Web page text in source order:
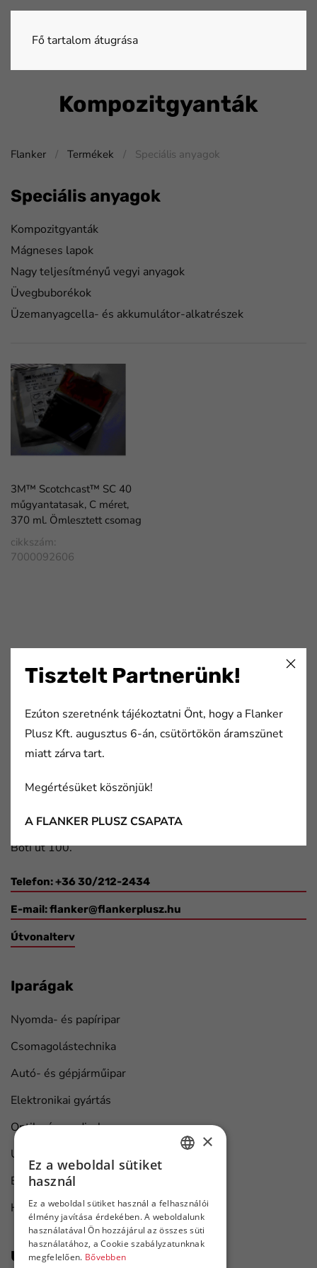
Fő tartalom átugrása
Kompozitgyanták
Flanker Termékek Speciális anyagok
Speciális anyagok
Kompozitgyanták
Mágneses lapok
Nagy teljesítményű vegyi anyagok
Üvegbuborékok
Üzemanyagcella- és akkumulátor-alkatrészek
3M™ Scotchcast™ SC 40
műgyantatasak, C méret,
370 ml. Ömlesztett csomag
cikkszám:
7000092606
Flanker Plusz Kft.
Több mint 20 éve nyújtunk komplex megoldásokat a
nyomda- és papíripar, a csomagolástechnika, valamint a
gépjármű- és elektronikai ipar szereplőinek.
Elérhetőségek
2091 Etyek,
Boti út 100.
Telefon: +36 30/212-2434
E-mail:flanker@flankerplusz.hu
Útvonalterv
Iparágak
Nyomda- és papíripar
Csomagolástechnika
Autó- és gépjárműipar
Elektronikai gyártás
Optika és medical
Univerzális ipari megoldások
Bútorgyártás
Hajó karbantartás
Újdonságok első kézből
Tisztelt Partnerünk!
Ezúton szeretnénk tájékoztatni Önt, hogy a Flanker
Plusz Kft. augusztus 6-án, csütörtökön áramszünet
miatt zárva tart.
Megértésüket köszönjük!
A FLANKER PLUSZ CSAPATA
×
Ez a weboldal sütiket
használ
Ez a weboldal sütiket használ a felhasználói
élmény javítása érdekében. A weboldalunk
használatával Ön hozzájárul az összes süti
használatához, a Cookie szabályzatunknak
megfelelően. Bővebben